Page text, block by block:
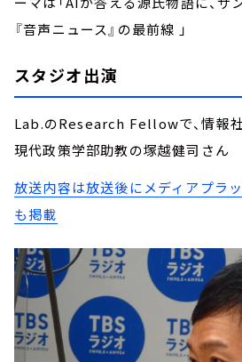
『音声ニュース』の最前線 」
スタジオ出演
Lab.のResearch Fellowで、情報
現代政策学部助教の塚越健司さん
放送内容は放送後にメディアプラ
も掲載